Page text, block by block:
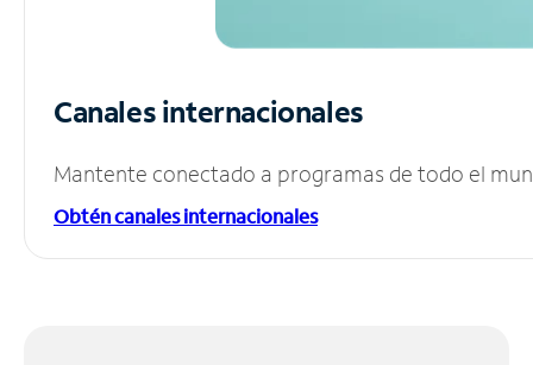
Canales internacionales
Mantente conectado a programas de todo el
Obtén canales internacionales